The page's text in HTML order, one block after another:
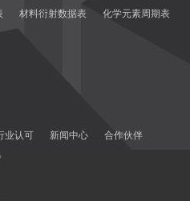
材料衍射数据表 化学元素周期表
业认可 新闻中心
合作伙伴